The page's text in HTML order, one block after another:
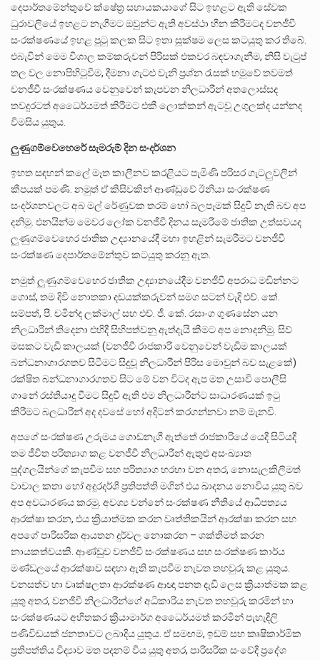
දෙපාර්තමේන්තුවේ ක්ෂේත්‍ර සහායකයාගේ සිට ඉහළට ඇති සේවක
ධුරාවලියේ ඉහළට නැගීමට ඔවුන්ට ඇති අවස්ථා හීන කිරීමටද වනජීවී
සංරක්ෂණයේ ඉහළ පුටු කලක සිට ඉතා සූක්ෂම ලෙස කටයුතු කර තිබේ.
එබැවින් මෙම විශාල කම්කරුවන් පිරිසක් එකවර බඳවාගැනීම, නිසි වැටුප්
තල වල නොපිහිටුවීම, දීමනා ගැටළු වැනි ප්‍රශ්න රැසක් හමුවේ තවමත්
වනජීවී සංරක්ෂණය වෙනුවෙන් කැපවන නිලධාරීන් අතලොස්සද
තවදුරටත් අධෛර්යමත් කිරීමට එකී ලොක්කන් ඇටවූ උගුලක්ද යන්නද
විමසිය යුතුය.
ලුණුගම්වෙහෙරේ සැමරුම් දින සංදර්ශන
ඉහත සඳහන් කලේ මෑත කාලීනව කරළියට පැමිණි පරිසර ගැටලුවලින්
කීපයක් පමණි. නමුත් ඒ කිසිවකින් ආණ්ඩුවේ ඊනියා සංරක්ෂණ
සංදර්ශනවලට අබ මල් රේණුවක තරම් හෝ බලපෑමක් සිදුවී නැති බව අප
දනිමු. එනයින්ම මෙවර ලෝක වනජීවී දිනය සැමරීමේ ජාතික උත්සවයද
ලුණුගම්වෙහෙර ජාතික උද්‍යානයේදී මහා ඉහළින් සැමරීමට වනජීවී
සංරක්ෂණ දෙපාර්තමේන්තුව කටයුතු කරනු ඇත.
නමුත් ලුණුගම්වෙහෙර ජාතික උද්‍යානයේදීම වනජීවී අපරාධ මඩින්නට
ගොස්, තම දිවි නොතකා දඩයක්කරුවන් සමග සටන් වැදි එච්. කේ.
සම්පත්, පී. චමින්ද ලක්මාල් සහ එච්. ජී. කේ. රසාංග ගුණසේන යන
නිලධාරීන් තිදෙනා එහිදී සිහිපත්වනු ඇත්දැයි කීමට අප නොදනිමු. සිව්
මසකට වැඩි කාලයක් (වනජීවී රාජකාරි වෙනුවෙන් වැඩිම කාලයක්
බන්ධනාගාරගතව සිටීමට සිදුවූ නිලධාරීන් පිරිස මොවුන් බව සැළකේ)
රක්ෂිත බන්ධනාගාරගතව සිට මේ වන විටද ඇප මත උසාවි පොලීසි
ගානේ රස්තියාදු වීමට සිදුවී ඇති එම නිලධාරීන්ට සාධාරණයක් ඉටු
කිරීමට බලධාරීන් අද දවසේ හෝ අදිටන් කරගන්නවා නම් මැනවි.
අපගේ සංරක්ෂණ උරුමය ගොඩනැගී ඇත්තේ රාජකාරියේ යෙදී සිටියදී
තම ජීවිත පරිත්‍යාග කළ වනජීවී නිලධාරීන් ඇතුළු අසංඛ්‍යාත
පුද්ගලයින්ගේ කැපවීම සහ පරිත්‍යාග හරහා වන අතර, නොසැලකිලිමත්
වාචාල කතා හෝ අදූරදර්ශී ප්‍රතිපත්ති මගින් එය ඛාදනය නොවිය යුතු බව
අප අවධාරණය කරමු. අවශ්‍ය වන්නේ සංරක්ෂණ නීතියේ ආධිපත්‍යය
ආරක්ෂා කරන, එය ක්‍රියාත්මක කරන වෘත්තිකයින් ආරක්ෂා කරන සහ
අපගේ පාරිසරික ආයතන දුර්වල නොකරන – ශක්තිමත් කරන
නායකත්වයකි. ආණ්ඩුව වනජීවී සංරක්ෂණය සහ සංරක්ෂණ කාර්ය
මණ්ඩලයේ ආරක්ෂාව සඳහා ඇති කැපවීම නැවත තහවුරු කළ යුතුය.
වනසත්ව හා වෘක්ෂලතා ආරක්ෂණ ආඥා පනත දැඩි ලෙස ක්‍රියාත්මක කළ
යුතු අතර, වනජීවී නිලධාරීන්ගේ අධිකාරිය නැවත තහවුරු කරමින් හා
සංරක්ෂණයට අහිතකර ක්‍රියාමාර්ග අධෛර්යමත් කරමින් පැහැදිලි
පණිවිඩයක් ජනතාවට ලබාදිය යුතුය. ඒ සමඟම, ඉඩම් සහ කෘෂිකාර්මික
ප්‍රතිපත්තිය විද්‍යාව මත පදනම් විය යුතු අතර, පාරිසරික සංවේදී ප්‍රදේශ